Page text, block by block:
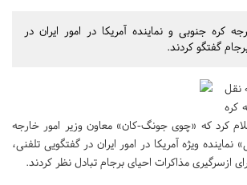
کره جنوبی و نماینده آمریکا در امور ایران در
گفتگو کردند.
نقل
کره
کرد که «چوی جونگ-کان» معاون وزیر امور خارجه
نماینده ویژه آمریکا در امور ایران در گفتگویی تلفنی،
ازسرگیری مذاکرات احیای برجام تبادل نظر کردند.